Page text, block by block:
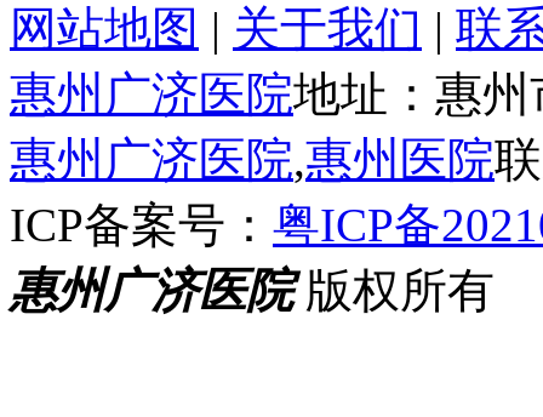
网站地图 | 关于我们 | 联
惠州广济医院地址：惠
惠州广济医院,惠州医院
ICP备案号： 粤ICP备
惠州广济医院版权所有